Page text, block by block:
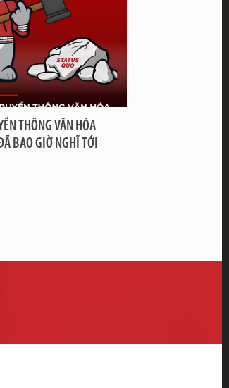
THÔNG VĂN HÓA
BAO GIỜ NGHĨ TỚI